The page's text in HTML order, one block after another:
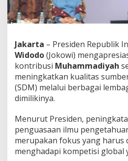
y
J
a
g
a
K
e
l
t
a
r
i
a
Jakarta – Presiden Republik
Widodo(Jokowi)
kontribusi Muhammadiyah
meningkatkan kualitas
(SDM) melalui berbagai
dimilikinya.
Menurut Presiden,
penguasaan ilmu
merupakan fokus yang harus
menghadapi kompetisi global